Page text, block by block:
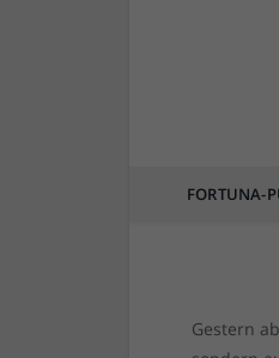
FORTUNA-
Gestern